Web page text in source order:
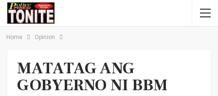
Home Opinion
MATATAG ANG
GOBYERNO NI BBM